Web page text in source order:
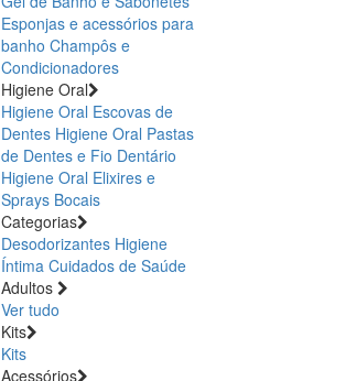
Esponjas e acessórios para
banho Champôs e
Condicionadores
Higiene Oral
Higiene Oral Escovas de
Dentes Higiene Oral Pastas
de Dentes e Fio Dentário
Higiene Oral Elixires e
Sprays Bocais
Categorias
Desodorizantes Higiene
Íntima Cuidados de Saúde
Adultos
Ver tudo
Kits
Kits
Acessórios